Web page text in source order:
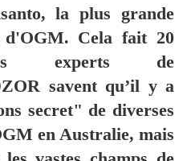
la plus grande
d'OGM. Cela fait 20
experts de
savent qu’il y a
secret" de diverses
en Australie, mais